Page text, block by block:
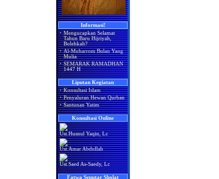
Informasi!
· Mengucapkan Selamat
Tahun Baru Hijriyah,
Bolehkah?
· Al-Muharrom Bulan Yang
Mulia
· SEMARAK RAMADHAN
1447 H
Liputan Kegiatan
· Konsultasi Islam
· Penyaluran Hewan Qurban
· Santunan Yatim
Konsultasi Online
Ust.Husnul Yaqin, Lc
Ust.Amar Abdullah
Ust.Saed As-Saedy, Lc
Fatwa Seputar Sholat